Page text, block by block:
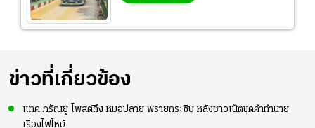
ข่าวที่เกี่ยวข้อง
แทค ภรัณยู โพสต์ถึง หมอปลาย พรายกระซิบ หลังชาวเน็ตขุดคำทำนาย
เรื่องไฟไหม้